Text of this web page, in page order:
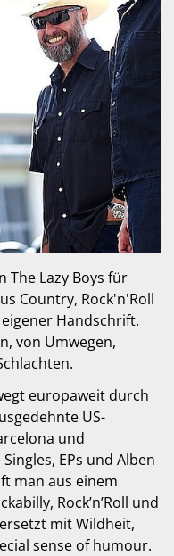
The Lazy Boys für
Country, Rock'n'Roll
Handschrift.
von Umwegen,
europaweit durch
US-
und
EPs und Alben
man aus einem
Rock’n’Roll und
mit Wildheit,
sense of humour.